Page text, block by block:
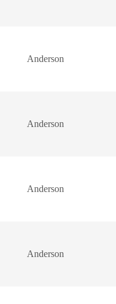
Anderson
Anderson
Anderson
Anderson